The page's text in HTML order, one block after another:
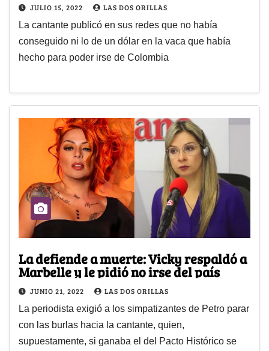
JULIO 15, 2022 LAS DOS ORILLAS
La cantante publicó en sus redes que no había
conseguido ni lo de un dólar en la vaca que había
hecho para poder irse de Colombia
La defiende a muerte: Vicky respaldó a
Marbelle y le pidió no irse del país
JUNIO 21, 2022 LAS DOS ORILLAS
La periodista exigió a los simpatizantes de Petro parar
con las burlas hacia la cantante, quien,
supuestamente, si ganaba el del Pacto Histórico se